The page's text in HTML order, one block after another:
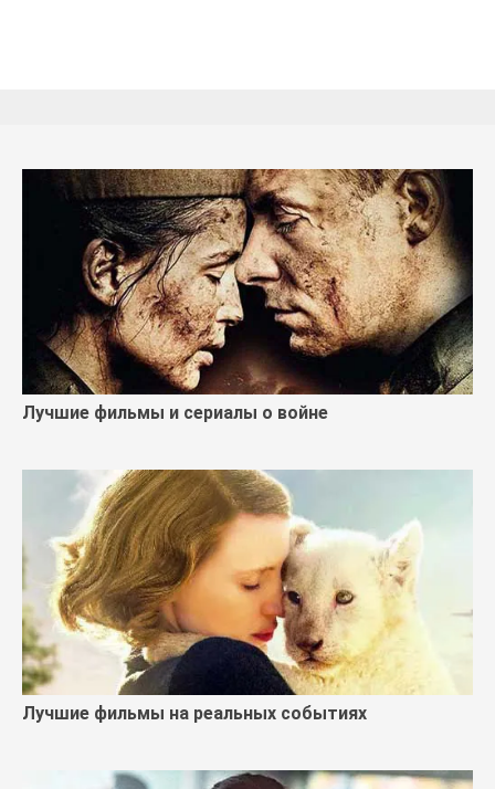
Лучшие фильмы и сериалы о войне
Лучшие фильмы на реальных событиях